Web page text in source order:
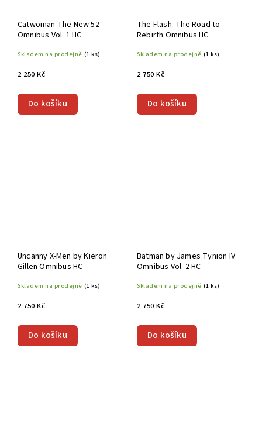
Catwoman The New 52
Omnibus Vol. 1 HC
Skladem na prodejně (1 ks)
2 250 Kč
Do košíku
The Flash: The Road to
Rebirth Omnibus HC
Skladem na prodejně (1 ks)
2 750 Kč
Do košíku
Uncanny X-Men by Kieron
Gillen Omnibus HC
Skladem na prodejně (1 ks)
2 750 Kč
Do košíku
Batman by James Tynion IV
Omnibus Vol. 2 HC
Skladem na prodejně (1 ks)
2 750 Kč
Do košíku